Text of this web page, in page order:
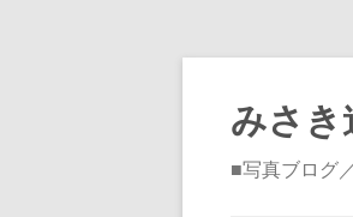
みさ
■写真ブログ